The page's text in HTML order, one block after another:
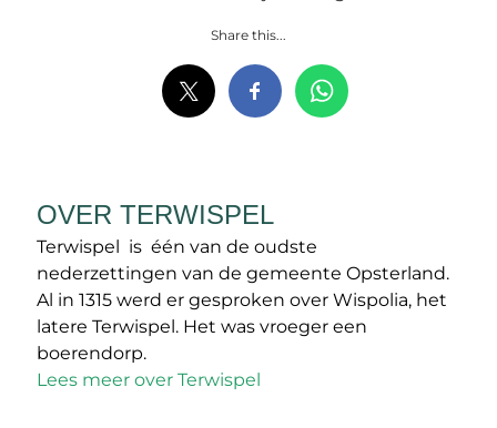
Share this...
OVER TERWISPEL
Terwispel is één van de oudste
nederzettingen van de gemeente Opsterland.
Al in 1315 werd er gesproken over Wispolia, het
latere Terwispel. Het was vroeger een
boerendorp.
Lees meer over Terwispel